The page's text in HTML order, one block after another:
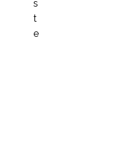
s
t
e